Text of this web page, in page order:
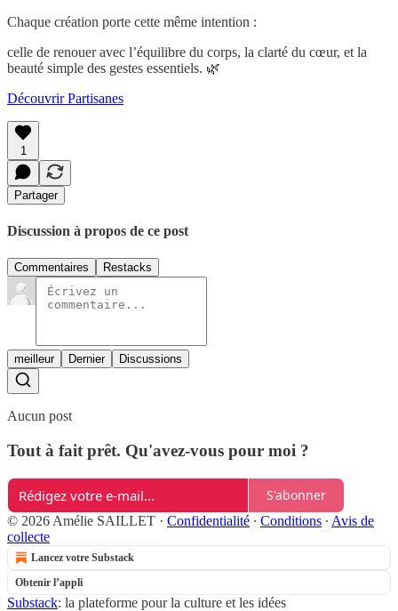
Chaque création porte cette même intention :
celle de renouer avec l’équilibre du corps, la clarté du cœur, et la
beauté simple des gestes essentiels. 🌿
Découvrir Partisanes
1
Partager
Discussion à propos de ce post
Commentaires Restacks
meilleur Dernier Discussions
Aucun post
Tout à fait prêt. Qu'avez-vous pour moi ?
S'abonner
© 2026 Amélie SAILLET · Confidentialité ∙ Conditions ∙ Avis de
collecte
Lancez votre Substack
Obtenir l’appli
Substack: la plateforme pour la culture et les idées